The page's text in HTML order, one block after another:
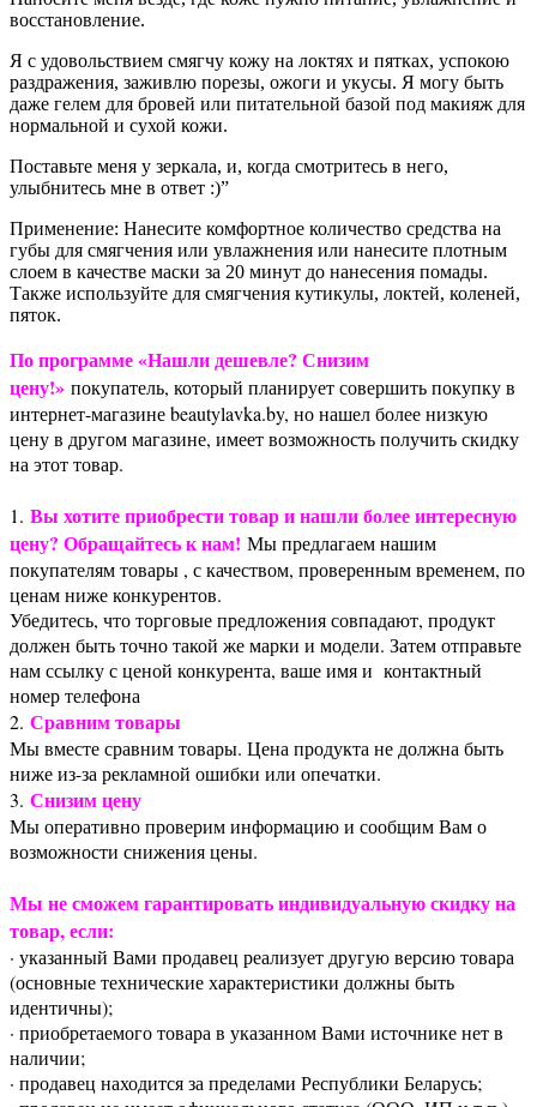
восстановление.
Я с удовольствием смягчу кожу на локтях и пятках, успокою
раздражения, заживлю порезы, ожоги и укусы. Я могу быть
даже гелем для бровей или питательной базой под макияж для
нормальной и сухой кожи.
Поставьте меня у зеркала, и, когда смотритесь в него,
улыбнитесь мне в ответ :)”
Применение: Нанесите комфортное количество средства на
губы для смягчения или увлажнения или нанесите плотным
слоем в качестве маски за 20 минут до нанесения помады.
Также используйте для смягчения кутикулы, локтей, коленей,
пяток.
По программе «Нашли дешевле? Снизим
цену!» покупатель, который планирует совершить покупку в
интернет-магазине beautylavka.by, но нашел более низкую
цену в другом магазине, имеет возможность получить скидку
на этот товар.
1. Вы хотите приобрести товар и нашли более интересную
цену? Обращайтесь к нам! Мы предлагаем нашим
покупателям товары , с качеством, проверенным временем, по
ценам ниже конкурентов.
Убедитесь, что торговые предложения совпадают, продукт
должен быть точно такой же марки и модели. Затем отправьте
нам ссылку с ценой конкурента, ваше имя и контактный
номер телефона
2. Сравним товары
Мы вместе сравним товары. Цена продукта не должна быть
ниже из-за рекламной ошибки или опечатки.
3. Снизим цену
Мы оперативно проверим информацию и сообщим Вам о
возможности снижения цены.
Мы не сможем гарантировать индивидуальную скидку на
товар, если:
· указанный Вами продавец реализует другую версию товара
(основные технические характеристики должны быть
идентичны);
· приобретаемого товара в указанном Вами источнике нет в
наличии;
· продавец находится за пределами Республики Беларусь;